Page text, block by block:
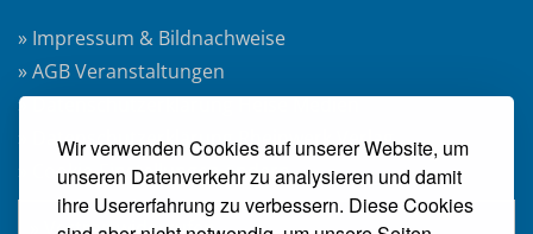
Wir verwenden Cookies auf unserer Website, um
unseren Datenverkehr zu analysieren und damit
ihre Usererfahrung zu verbessern. Diese Cookies
» Impressum & Bildnachweise
» AGB Veranstaltungen
» Datenschutzerklärung Heise Medien
» Datenschutzerklärung Rheinwerk Verlag
» Cookie-Einstellungen ändern
» Vertrag widerrufen